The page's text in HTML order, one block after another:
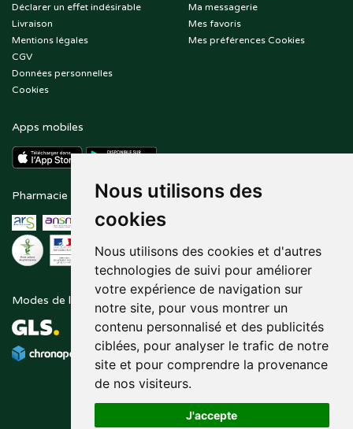
Nous utilisons des
cookies
Nous utilisons des cookies et d'autres
technologies de suivi pour améliorer
votre expérience de navigation sur
notre site, pour vous montrer un
contenu personnalisé et des publicités
ciblées, pour analyser le trafic de notre
site et pour comprendre la provenance
de nos visiteurs.
J'accepte
Déclarer un effet indésirable
Livraison
Mentions légales
CGV
Données personnelles
Cookies
Ma messagerie
Mes favoris
Mes préférences Cookies
Apps mobiles
Pharmacie en ligne agréée Paiement sécurisé
Modes de livraison Suivez-nous sur